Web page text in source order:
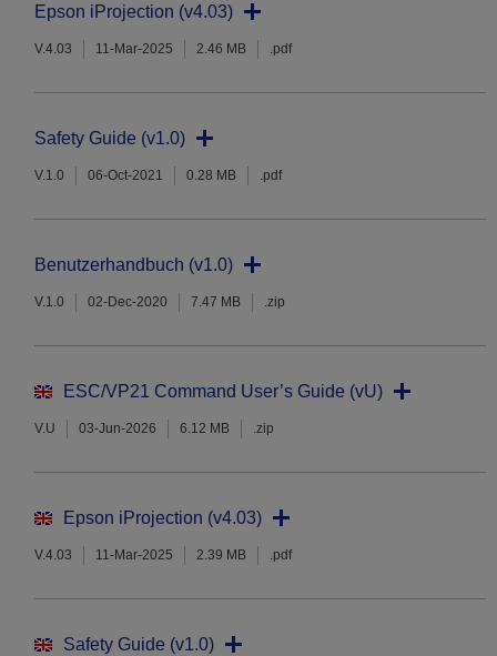
Epson iProjection (v4.03)
V.4.03 11-Mar-2025 2.46 MB .pdf
Safety Guide (v1.0)
V.1.0 06-Oct-2021 0.28 MB .pdf
Benutzerhandbuch (v1.0)
V.1.0 02-Dec-2020 7.47 MB .zip
ESC/VP21 Command User’s Guide (vU)
V.U 03-Jun-2026 6.12 MB .zip
Epson iProjection (v4.03)
V.4.03 11-Mar-2025 2.39 MB .pdf
Safety Guide (v1.0)